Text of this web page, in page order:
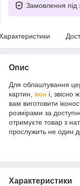
Замовлення під
Опис
Для облаштування
картин, ікон і, звісно
вам виготовити
розмірами за
отримуєте товар з
прослужить не один
Характеристики